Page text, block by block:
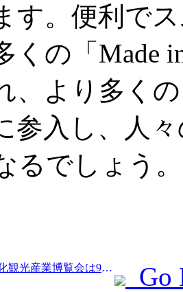
す。便利で
くの「Made
、より多く
参入し、人
るでしょう。
Prev:2025年中国文化観光産業博覧会は9月12日から14日まで武漢で開催される。
Go